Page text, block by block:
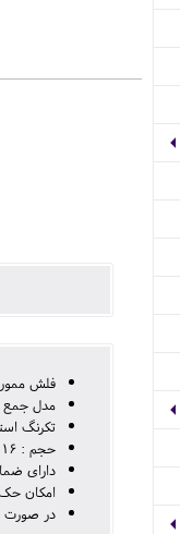
فلش
مدل
تکرنگ
حجم : 16 - 32 - 64 - 128 گیگ
دارای
امکان حک
در صورت نیاز